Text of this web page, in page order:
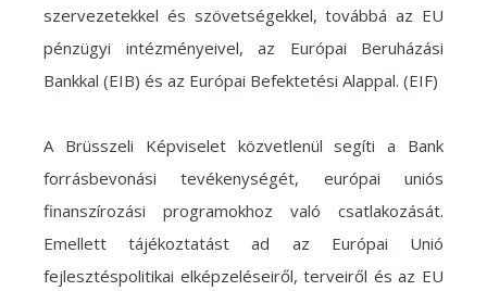
szervezetekkel és szövetségekkel, továbbá az EU
pénzügyi intézményeivel, az Európai Beruházási
Bankkal (EIB) és az Európai Befektetési Alappal. (EIF)
A Brüsszeli Képviselet közvetlenül segíti a Bank
forrásbevonási tevékenységét, európai uniós
finanszírozási programokhoz való csatlakozását.
Emellett tájékoztatást ad az Európai Unió
fejlesztéspolitikai elképzeléseiről, terveiről és az EU